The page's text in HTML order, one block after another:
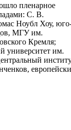
пленарное
С. В.
Ноубл Хоу,
МГУ им.
Кремля;
университет им.